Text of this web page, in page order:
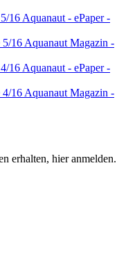
Aquanaut - ePaper -
Aquanaut Magazin -
Aquanaut - ePaper -
Aquanaut Magazin -
erhalten, hier anmelden.